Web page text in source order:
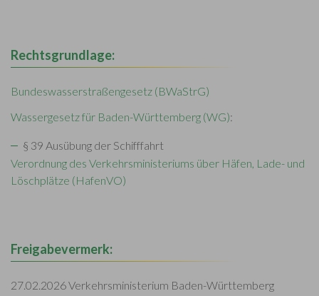
Rechtsgrundlage:
Bundeswasserstraßengesetz (BWaStrG)
Wassergesetz für Baden-Württemberg (WG):
§ 39 Ausübung der Schifffahrt
Verordnung des Verkehrsministeriums über Häfen, Lade- und
Löschplätze (HafenVO)
Freigabevermerk:
27.02.2026 Verkehrsministerium Baden-Württemberg